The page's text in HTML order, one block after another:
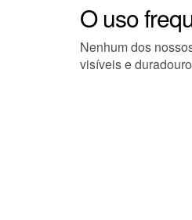
O uso
Nenhum dos
visíveis e